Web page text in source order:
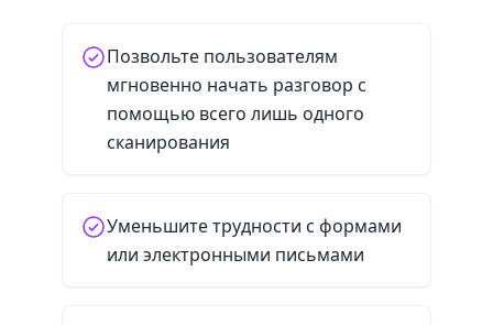
Позвольте пользователям
мгновенно начать разговор с
помощью всего лишь одного
сканирования
Уменьшите трудности с формами
или электронными письмами